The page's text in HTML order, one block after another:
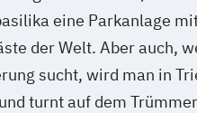
eine Parkanlage
der Welt. Aber auch,
sucht, wird man in
turnt auf dem